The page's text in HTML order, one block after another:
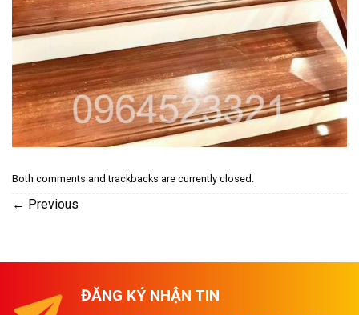
Both comments and trackbacks are currently closed.
← Previous
ĐĂNG KÝ NHẬN TIN